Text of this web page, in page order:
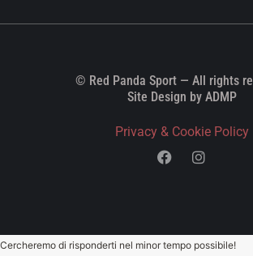
© Red Panda Sport — All rights
Site Design by ADMP
Privacy & Cookie Policy
Cercheremo di risponderti nel minor tempo possibile!